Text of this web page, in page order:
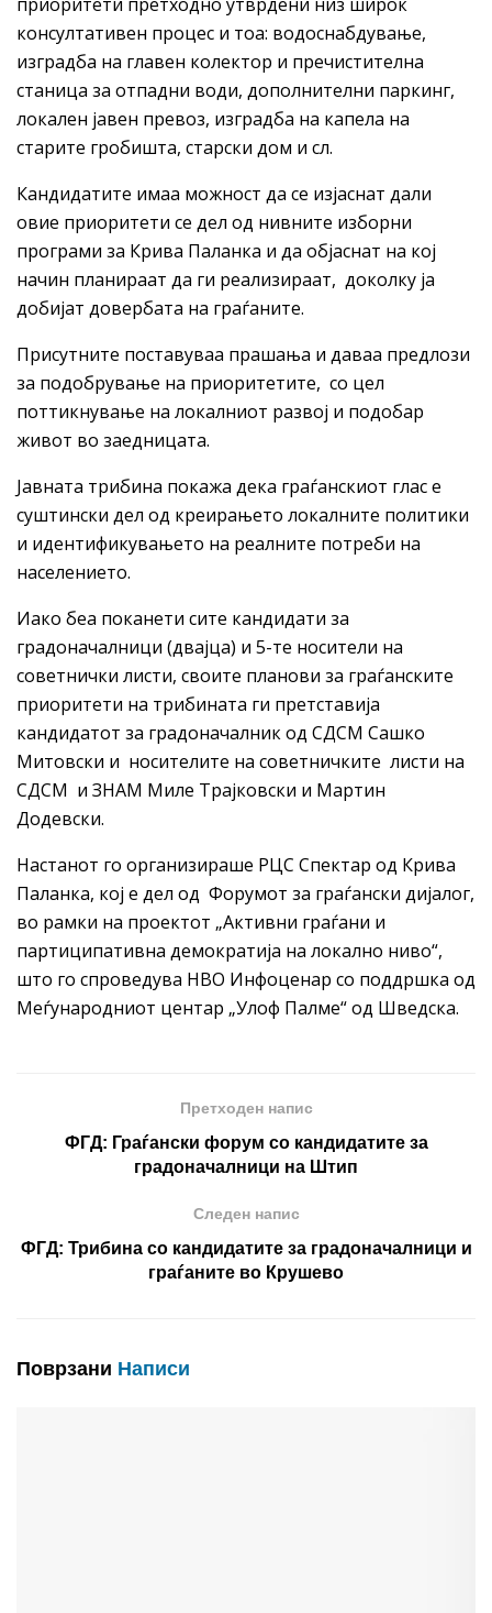
консултативен процес и тоа: водоснабдување,
изградба на главен колектор и пречистителна
станица за отпадни води, дополнителни паркинг,
локален јавен превоз, изградба на капела на
старите гробишта, старски дом и сл.
Кандидатите имаа можност да се изјаснат дали
овие приоритети се дел од нивните изборни
програми за Крива Паланка и да објаснат на кој
начин планираат да ги реализираат, доколку ја
добијат довербата на граѓаните.
Присутните поставуваа прашања и даваа предлози
за подобрување на приоритетите, со цел
поттикнување на локалниот развој и подобар
живот во заедницата.
Jавната трибина покажа дека граѓанскиот глас е
суштински дел од креирањето локалните политики
и идентификувањето на реалните потреби на
населението.
Иако беа поканети сите кандидати за
градоначалници (двајца) и 5-те носители на
советнички листи, своите планови за граѓанските
приоритети на трибината ги претставија
кандидатот за градоначалник од СДСМ Сашко
Митовски и носителите на советничките листи на
СДСМ и ЗНАМ Миле Трајковски и Мартин
Додевски.
Настанот го организираше РЦС Спектар од Крива
Паланка, кој е дел од Форумот за граѓански дијалог,
во рамки на проектот „Активни граѓани и
партиципативна демократија на локално ниво“,
што го спроведува НВО Инфоценар со поддршка од
Меѓународниот центар „Улоф Палме“ од Шведска.
Претходен напис
ФГД: Граѓански форум со кандидатите за
градоначалници на Штип
Следен напис
ФГД: Трибина со кандидатите за градоначалници и
граѓаните во Крушево
Поврзани Написи